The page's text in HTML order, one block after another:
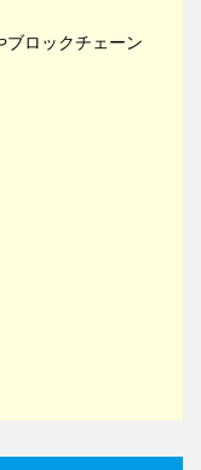
ブロックチェーン